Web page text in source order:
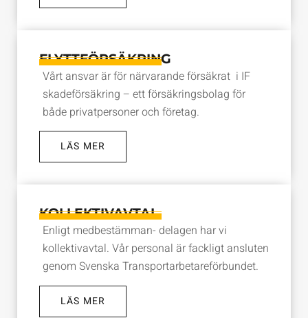
FLYTTFÖRSÄKRING
Vårt ansvar är för närvarande försäkrat i IF
skadeförsäkring – ett försäkringsbolag för
både privatpersoner och företag.
LÄS MER
KOLLEKTIVAVTAL
Enligt medbestämman- delagen har vi
kollektivavtal. Vår personal är fackligt ansluten
genom Svenska Transportarbetareförbundet.
LÄS MER